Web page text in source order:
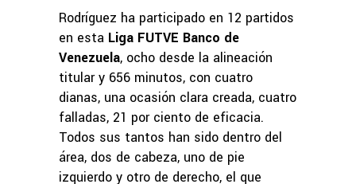
Rodríguez ha participado en 12 partidos
en esta Liga FUTVE Banco de
Venezuela, ocho desde la alineación
titular y 656 minutos, con cuatro
dianas, una ocasión clara creada, cuatro
falladas, 21 por ciento de eficacia.
Todos sus tantos han sido dentro del
área, dos de cabeza, uno de pie
izquierdo y otro de derecho, el que